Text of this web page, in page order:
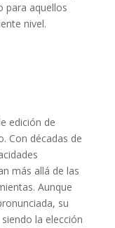
para aquellos
nivel.
edición de
Con décadas de
más allá de las
Aunque
su
la elección